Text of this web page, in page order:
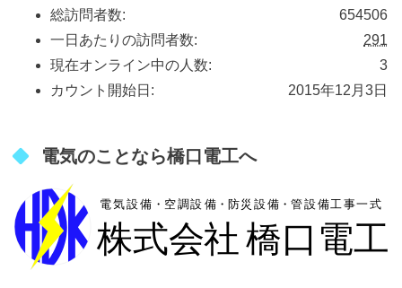
654506
総訪問者数:
291
一日あたりの訪問者数:
3
現在オンライン中の人数:
2015年12月3日
カウント開始日:
電気のことなら橋口電工へ